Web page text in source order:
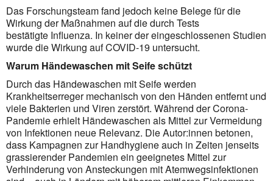
Das Forschungsteam fand jedoch keine Belege für die
Wirkung der Maßnahmen auf die durch Tests
bestätigte Influenza. In keiner der eingeschlossenen Studien
wurde die Wirkung auf COVID-19 untersucht.
Warum Händewaschen mit Seife schützt
Durch das Händewaschen mit Seife werden
Krankheitserreger mechanisch von den Händen entfernt und
viele Bakterien und Viren zerstört. Während der Corona-
Pandemie erhielt Händewaschen als Mittel zur Vermeidung
von Infektionen neue Relevanz. Die Autor:innen betonen,
dass Kampagnen zur Handhygiene auch in Zeiten jenseits
grassierender Pandemien ein geeignetes Mittel zur
Verhinderung von Ansteckungen mit Atemwegsinfektionen